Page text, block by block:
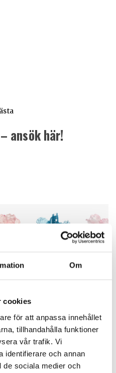
Om
cookies
för att anpassa innehållet
tillhandahålla funktioner
vår trafik. Vi
identifierare och annan
de sociala medier och
ansök här!